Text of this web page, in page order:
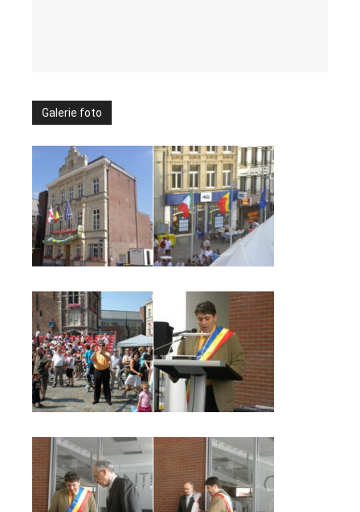
Galerie foto